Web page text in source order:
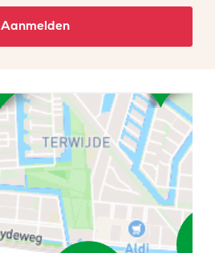
Aanmelden